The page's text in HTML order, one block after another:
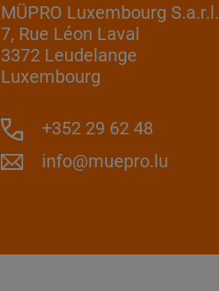
MÜPRO Luxembourg S.a.r.l.
7, Rue Léon Laval
3372 Leudelange
Luxembourg
+352 29 62 48
info@muepro.lu